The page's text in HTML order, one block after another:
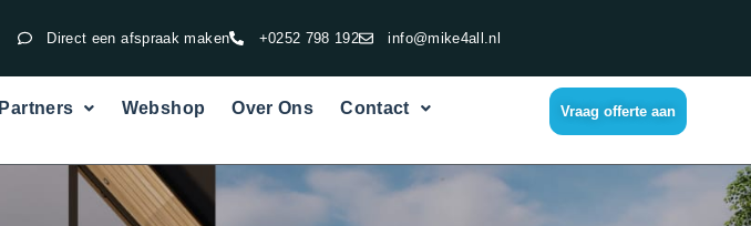
Direct een afspraak maken +0252 798 192 info@mike4all.nl
Partners Webshop Over Ons Contact Vraag offerte aan